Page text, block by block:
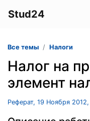
Stud24
Все темы Налоги
Налог на
элемент
Реферат, 19 Ноября